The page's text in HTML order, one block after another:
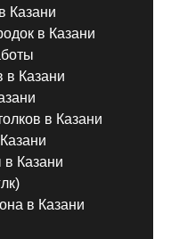
Казани
в Казани
в Казани
в Казани
Казани
в Казани